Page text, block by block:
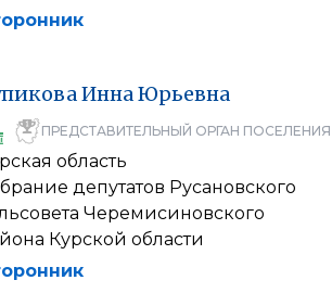
ИннаЮрьевна
ПРЕДСТАВИТЕЛЬНЫЙ ОРГАН ПОСЕЛЕНИЯ
область
депутатов Русановского
Черемисиновского
Курской области